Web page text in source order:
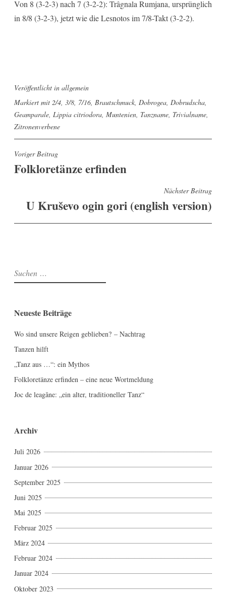
Von 8 (3-2-3) nach 7 (3-2-2): Trâgnala Rumjana, ursprünglich
in 8/8 (3-2-3), jetzt wie die Lesnotos im 7/8-Takt (3-2-2).
Veröffentlicht in allgemein
Markiert mit 2/4, 3/8, 7/16, Brautschmuck, Dobrogea, Dobrudscha,
Geamparale, Lippia citriodora, Muntenien, Tanzname, Trivialname,
Zitronenverbene
Beitragsnavigation
Voriger Beitrag
Folkloretänze erfinden
Nächster Beitrag
U Kruševo ogin gori (english version)
Suchen
nach:
Neueste Beiträge
Wo sind unsere Reigen geblieben? – Nachtrag
Tanzen hilft
„Tanz aus …“: ein Mythos
Folkloretänze erfinden – eine neue Wortmeldung
Joc de leagăne: „ein alter, traditioneller Tanz“
Archiv
Juli 2026
Januar 2026
September 2025
Juni 2025
Mai 2025
Februar 2025
März 2024
Februar 2024
Januar 2024
Oktober 2023